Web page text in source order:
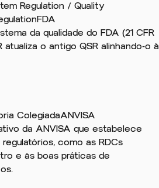
Regulation / Quality
FDA
da qualidade do FDA (21 CFR
atualiza o antigo QSR alinhando-o à
ColegiadaANVISA
da ANVISA que estabelece
como as RDCs
e às boas práticas de